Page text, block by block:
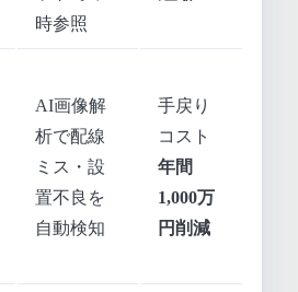
時参照
AI画像解
析で配線
ミス・設
置不良を
自動検知
手戻り
コスト
年間
1,000万
円削減